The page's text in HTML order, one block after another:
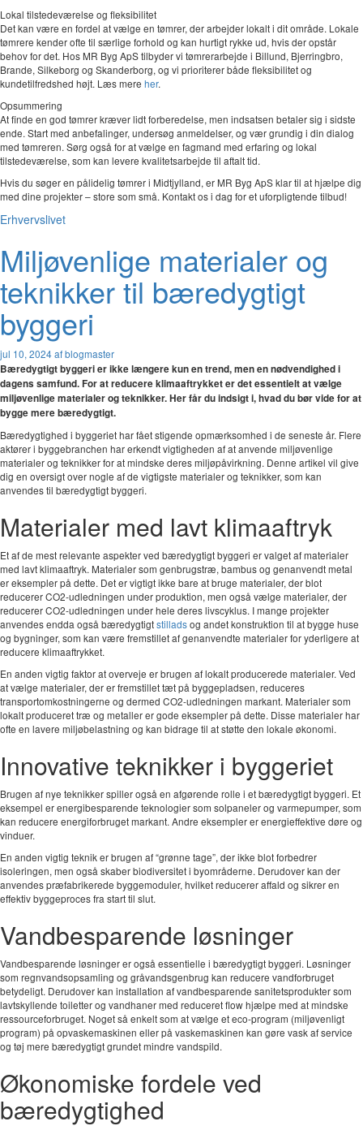
Lokal tilstedeværelse og fleksibilitet
Det kan være en fordel at vælge en tømrer, der arbejder lokalt i dit område. Lokale
tømrere kender ofte til særlige forhold og kan hurtigt rykke ud, hvis der opstår
behov for det. Hos MR Byg ApS tilbyder vi tømrerarbejde i Billund, Bjerringbro,
Brande, Silkeborg og Skanderborg, og vi prioriterer både fleksibilitet og
kundetilfredshed højt. Læs mere her.
Opsummering
At finde en god tømrer kræver lidt forberedelse, men indsatsen betaler sig i sidste
ende. Start med anbefalinger, undersøg anmeldelser, og vær grundig i din dialog
med tømreren. Sørg også for at vælge en fagmand med erfaring og lokal
tilstedeværelse, som kan levere kvalitetsarbejde til aftalt tid.
Hvis du søger en pålidelig tømrer i Midtjylland, er MR Byg ApS klar til at hjælpe dig
med dine projekter – store som små. Kontakt os i dag for et uforpligtende tilbud!
Erhvervslivet
Miljøvenlige materialer og
teknikker til bæredygtigt
byggeri
jul 10, 2024af blogmaster
Bæredygtigt byggeri er ikke længere kun en trend, men en nødvendighed i
dagens samfund. For at reducere klimaaftrykket er det essentielt at vælge
miljøvenlige materialer og teknikker. Her får du indsigt i, hvad du bør vide for at
bygge mere bæredygtigt.
Bæredygtighed i byggeriet har fået stigende opmærksomhed i de seneste år. Flere
aktører i byggebranchen har erkendt vigtigheden af at anvende miljøvenlige
materialer og teknikker for at mindske deres miljøpåvirkning. Denne artikel vil give
dig en oversigt over nogle af de vigtigste materialer og teknikker, som kan
anvendes til bæredygtigt byggeri.
Materialer med lavt klimaaftryk
Et af de mest relevante aspekter ved bæredygtigt byggeri er valget af materialer
med lavt klimaaftryk. Materialer som genbrugstræ, bambus og genanvendt metal
er eksempler på dette. Det er vigtigt ikke bare at bruge materialer, der blot
reducerer CO2-udledningen under produktion, men også vælge materialer, der
reducerer CO2-udledningen under hele deres livscyklus. I mange projekter
anvendes endda også bæredygtigtstilladsog andet konstruktion til at bygge huse
og bygninger, som kan være fremstillet af genanvendte materialer for yderligere at
reducere klimaaftrykket.
En anden vigtig faktor at overveje er brugen af lokalt producerede materialer. Ved
at vælge materialer, der er fremstillet tæt på byggepladsen, reduceres
transportomkostningerne og dermed CO2-udledningen markant. Materialer som
lokalt produceret træ og metaller er gode eksempler på dette. Disse materialer har
ofte en lavere miljøbelastning og kan bidrage til at støtte den lokale økonomi.
Innovative teknikker i byggeriet
Brugen af nye teknikker spiller også en afgørende rolle i et bæredygtigt byggeri. Et
eksempel er energibesparende teknologier som solpaneler og varmepumper, som
kan reducere energiforbruget markant. Andre eksempler er energieffektive døre og
vinduer.
En anden vigtig teknik er brugen af “grønne tage”, der ikke blot forbedrer
isoleringen, men også skaber biodiversitet i byområderne. Derudover kan der
anvendes præfabrikerede byggemoduler, hvilket reducerer affald og sikrer en
effektiv byggeproces fra start til slut.
Vandbesparende løsninger
Vandbesparende løsninger er også essentielle i bæredygtigt byggeri. Løsninger
som regnvandsopsamling og gråvandsgenbrug kan reducere vandforbruget
betydeligt. Derudover kan installation af vandbesparende sanitetsprodukter som
lavtskyllende toiletter og vandhaner med reduceret flow hjælpe med at mindske
ressourceforbruget. Noget så enkelt som at vælge et eco-program (miljøvenligt
program) på opvaskemaskinen eller på vaskemaskinen kan gøre vask af service
og tøj mere bæredygtigt grundet mindre vandspild.
Økonomiske fordele ved
bæredygtighed